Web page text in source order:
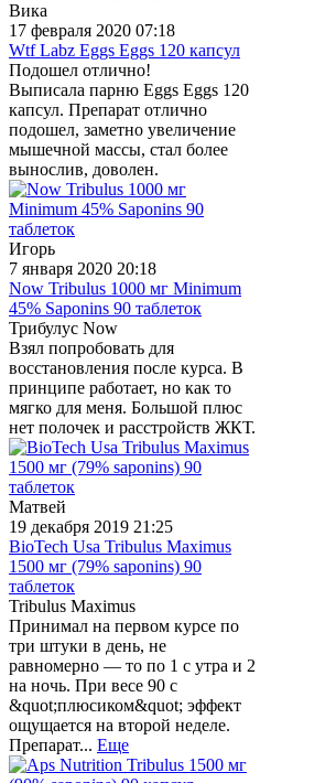
Вика
17 февраля 2020 07:18
Wtf Labz Eggs Eggs 120 капсул
Подошел отлично!
Выписала парню Eggs Eggs 120
капсул. Препарат отлично
подошел, заметно увеличение
мышечной массы, стал более
вынослив, доволен.
Игорь
7 января 2020 20:18
Now Tribulus 1000 мг Minimum
45% Saponins 90 таблеток
Трибулус Now
Взял попробовать для
восстановления после курса. В
принципе работает, но как то
мягко для меня. Большой плюс
нет полочек и расстройств ЖКТ.
Матвей
19 декабря 2019 21:25
BioTech Usa Tribulus Maximus
1500 мг (79% saponins) 90
таблеток
Tribulus Maximus
Принимал на первом курсе по
три штуки в день, не
равномерно — то по 1 с утра и 2
на ночь. При весе 90 с
&quot;плюсиком&quot; эффект
ощущается на второй неделе.
Препарат... Еще